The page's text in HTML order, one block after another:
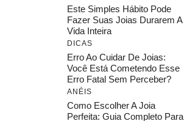
Este Simples Hábito Pode
Fazer Suas Joias Durarem A
Vida Inteira
DICAS
Erro Ao Cuidar De Joias:
Você Está Cometendo Esse
Erro Fatal Sem Perceber?
ANÉIS
Como Escolher A Joia
Perfeita: Guia Completo Para